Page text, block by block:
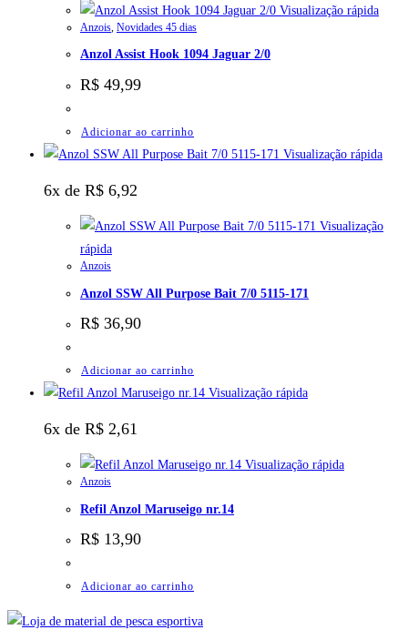
Visualização rápida
Anzois, Novidades 45 dias
Anzol Assist Hook 1094 Jaguar 2/0
R$ 49,99
Adicionar ao carrinho
Visualização rápida
6x de R$ 6,92
Visualização
rápida
Anzois
Anzol SSW All Purpose Bait 7/0 5115-171
R$ 36,90
Adicionar ao carrinho
Visualização rápida
6x de R$ 2,61
Visualização rápida
Anzois
Refil Anzol Maruseigo nr.14
R$ 13,90
Adicionar ao carrinho